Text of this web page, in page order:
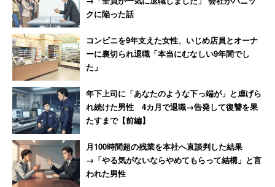
クに陥った話
コンビニを9年支えた女性、いじめ店員とオーナ
ーに裏切られ退職「本当にむなしい9年間でし
た」
年下上司に「あなたのような下っ端が」と虐げら
れ続けた男性 4カ月で退職→告発して復讐を果
たすまで【前編】
月100時間超の残業を本社へ直談判した結果
→「やる気がないならやめてもらって結構」と言
われた男性